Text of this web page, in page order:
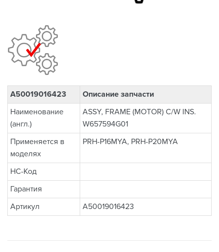
A50019016423
Описание запчасти
Наименование
(англ.)
ASSY, FRAME (MOTOR) C/W INS.
W657594G01
Применяется в
моделях
PRH-P16MYA, PRH-P20MYA
НС-Код
Гарантия
Артикул
A50019016423